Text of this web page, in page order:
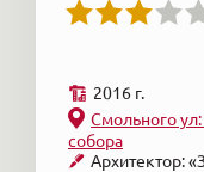
2016 г.
Архитектор:
Смольного ул:
собора